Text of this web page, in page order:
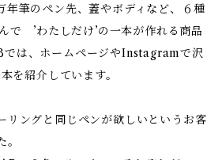
年筆のペン先、蓋やボディなど、６種
で ’わたしだけ’の一本が作れる商品
は、ホームページやInstagramで沢
を紹介しています。
リングと同じペンが欲しいというお客